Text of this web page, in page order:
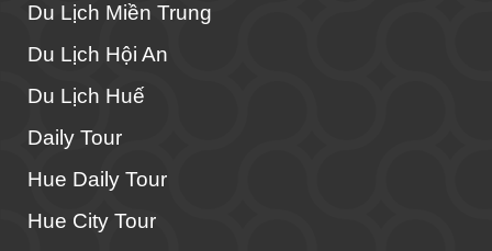
Du Lịch Miền Trung
Du Lịch Hội An
Du Lịch Huế
Daily Tour
Hue Daily Tour
Hue City Tour